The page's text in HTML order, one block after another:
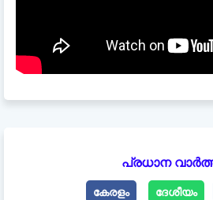
പ്രധാന
കേരളം ദേശീയം